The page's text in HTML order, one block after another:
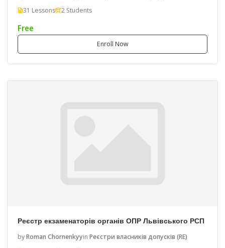
31 Lessons
2 Students
Free
Enroll Now
Реєстр екзаменаторів органів ОПР Львівського РСП
byRoman Chornenkyyin Реєстри власників допусків (RE)